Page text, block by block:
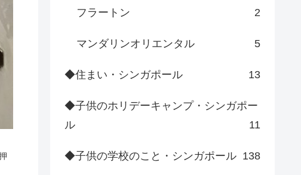
フラートン 2
マンダリンオリエンタル 5
◆住まい・シンガポール 13
◆子供のホリデーキャンプ・シンガポー
ル
11
◆子供の学校のこと・シンガポール 138